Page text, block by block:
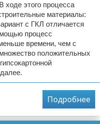
ходе этого процесса
материалы:
с ГКЛ отличается
процесс
времени, чем с
положительных
Подробнее